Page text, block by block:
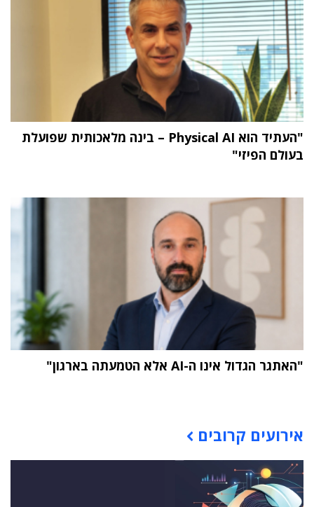
"העתיד הוא Physical AI – בינה מלאכותית שפועלת
בעולם הפיזי"
"האתגר הגדול אינו ה-AI אלא הטמעתה בארגון"
אירועים קרובים